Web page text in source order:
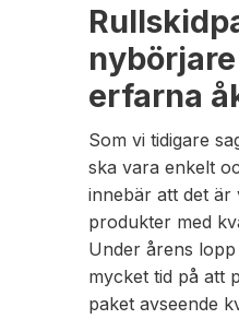
erfarna
Som vi tidigare
ska vara enkelt
innebär att det är
produkter med
Under årens
mycket tid på att
paket avseende